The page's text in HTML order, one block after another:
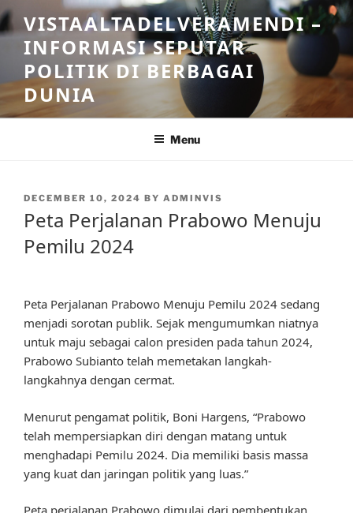
Skip
to
content
VISTAALTADELVERAMENDI –
INFORMASI SEPUTAR
POLITIK DI BERBAGAI
DUNIA
Menu
POSTED
DECEMBER 10, 2024 BY ADMINVIS
Peta Perjalanan Prabowo Menuju
Pemilu 2024
Peta Perjalanan Prabowo Menuju Pemilu 2024 sedang
menjadi sorotan publik. Sejak mengumumkan niatnya
untuk maju sebagai calon presiden pada tahun 2024,
Prabowo Subianto telah memetakan langkah-
langkahnya dengan cermat.
Menurut pengamat politik, Boni Hargens, “Prabowo
telah mempersiapkan diri dengan matang untuk
menghadapi Pemilu 2024. Dia memiliki basis massa
yang kuat dan jaringan politik yang luas.”